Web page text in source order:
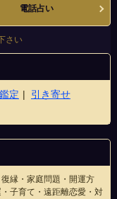
電話占い
さい
定
引き寄せ
縁・家庭問題・開運方
子育て・遠距離恋愛・対